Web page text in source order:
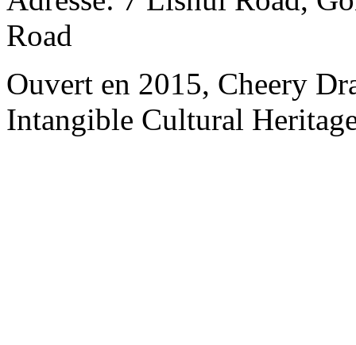
Road
Ouvert en 2015, Cheery
Intangible Cultural